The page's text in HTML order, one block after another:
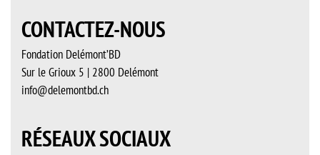
CONTACTEZ-NOUS
Fondation Delémont’BD
Sur le Grioux 5 | 2800 Delémont
info@delemontbd.ch
RÉSEAUX SOCIAUX